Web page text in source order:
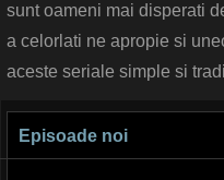
sunt oameni mai disperati
a celorlati ne apropie si
aceste seriale simple si
Episoade noi